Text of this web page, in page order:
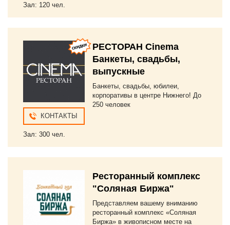
Зал: 120 чел.
КОНТАКТЫ
Зал: 300 чел.
РЕСТОРАН Cinema
Банкеты, свадьбы,
выпускные
Банкеты, свадьбы, юбилеи,
корпоративы в центре Нижнего! До
250 человек
Ресторанный комплекс
"Соляная Биржа"
Представляем вашему вниманию
ресторанный комплекс «Соляная
Биржа» в живописном месте на